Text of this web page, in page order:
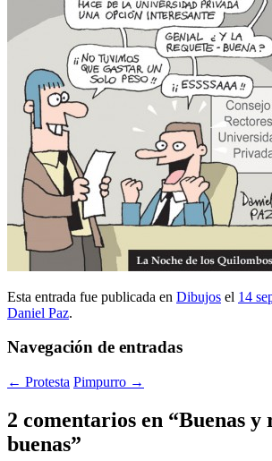
Esta entrada fue publicada en Dibujos el 14
Daniel Paz.
Navegación de entradas
← Protesta Pimpurro →
2 comentarios en “Buenas y
buenas”